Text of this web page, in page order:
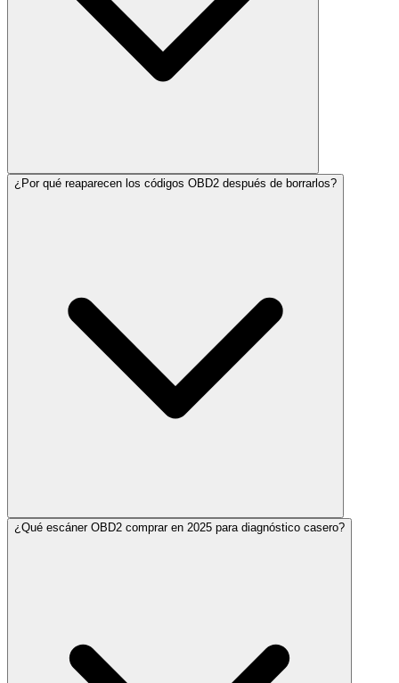
¿Por qué reaparecen los códigos OBD2 después de borrarlos?
¿Qué escáner OBD2 comprar en 2025 para diagnóstico casero?